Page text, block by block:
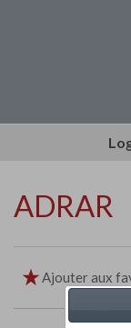
ADRAR
Ajouter aux